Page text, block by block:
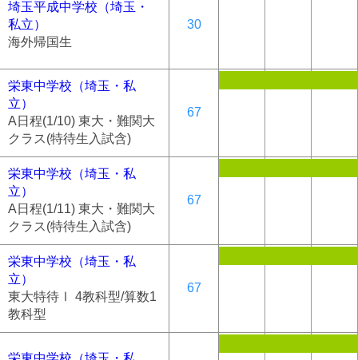
埼玉平成中学校（埼玉・
私立）
海外帰国生
30
栄東中学校（埼玉・私
立）
A日程(1/10) 東大・難関大
クラス(特待生入試含)
67
栄東中学校（埼玉・私
立）
A日程(1/11) 東大・難関大
クラス(特待生入試含)
67
栄東中学校（埼玉・私
立）
東大特待Ⅰ 4教科型/算数1
教科型
67